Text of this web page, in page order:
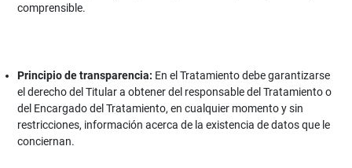
comprensible.
Principio de transparencia: En el Tratamiento debe garantizarse
el derecho del Titular a obtener del responsable del Tratamiento o
del Encargado del Tratamiento, en cualquier momento y sin
restricciones, información acerca de la existencia de datos que le
conciernan.